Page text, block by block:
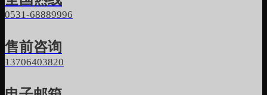
0531-68889996
售前咨询
13706403820